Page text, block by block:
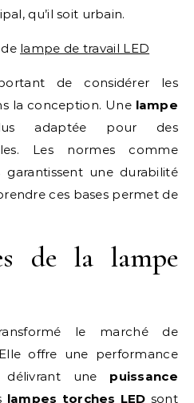
qu’il soit urbain.
lampe de travail LED
de considérer les
la conception. Une lampe
adaptée pour des
Les normes comme
garantissent une durabilité
ces bases permet de
de la lampe
le marché de
offre une performance
une puissance
lampes torches LED sont